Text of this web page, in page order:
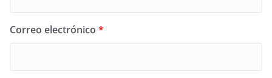
Correo electrónico *